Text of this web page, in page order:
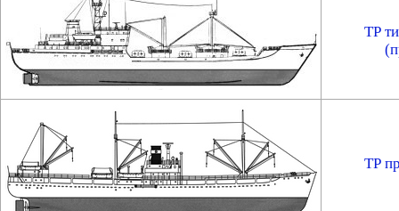
ТР
ТР